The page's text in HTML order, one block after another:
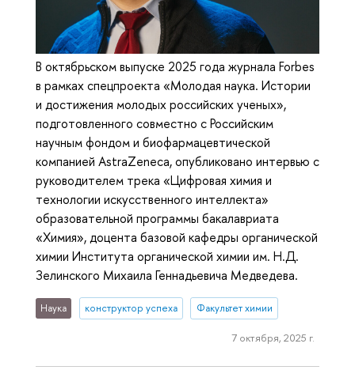
В октябрьском выпуске 2025 года журнала Forbes
в рамках спецпроекта «Молодая наука. Истории
и достижения молодых российских ученых»,
подготовленного совместно с Российским
научным фондом и биофармацевтической
компанией AstraZeneca, опубликовано интервью с
руководителем трека «Цифровая химия и
технологии искусственного интеллекта»
образовательной программы бакалавриата
«Химия», доцента базовой кафедры органической
химии Института органической химии им. Н.Д.
Зелинского Михаила Геннадьевича Медведева.
Наука конструктор успеха Факультет химии
7 октября, 2025 г.